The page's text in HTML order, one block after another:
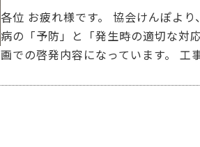
各位 お疲れ様です。 協会けんぽよ
病の「予防」と「発生時の適切な対
画での啓発内容になっています。 工